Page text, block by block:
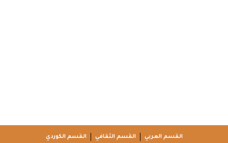
القسم العربي القسم الثقافي القسم الكوردي